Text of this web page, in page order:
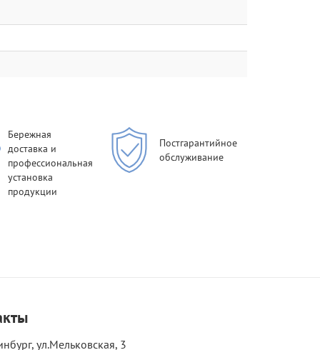
Бережная
доставка и
профессиональная
установка
продукции
Постгарантийное
обслуживание
ул.Мельковская, 3